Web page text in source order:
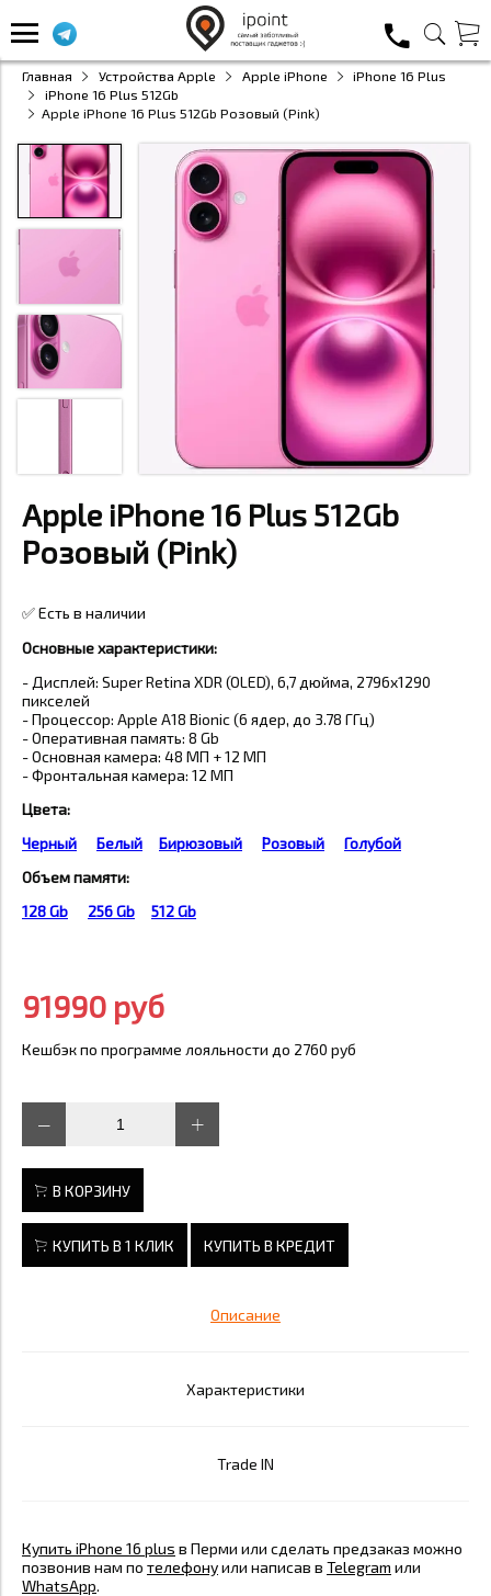
Главная Устройства Apple Apple iPhone
iPhone 16 Plus
iPhone 16 Plus 512Gb
Apple iPhone 16 Plus 512Gb Розовый (Pink)
Apple iPhone 16 Plus 512Gb
Розовый (Pink)
✅ Есть в наличии
Основные характеристики:
- Дисплей: Super Retina XDR (OLED), 6,7 дюйма, 2796x1290
пикселей
-Процессор: Apple A18 Bionic (6 ядер, до 3.78 ГГц)
-Оперативная память: 8 Gb
-Основная камера: 48 МП + 12 МП
-Фронтальная камера: 12 МП
Цвета:
Черный
Белый Бирюзовый Розовый
Голубой
Объем памяти:
128 Gb
256 Gb 512 Gb
91990 руб
Кешбэк по программе лояльности до 2760 руб
В КОРЗИНУ
КУПИТЬ В 1 КЛИК КУПИТЬ В КРЕДИТ
Описание
Характеристики
Trade IN
Купить iPhone 16 plus в Перми или сделать предзаказ можно
позвонив нам по телефонуили написав в Telegram или
WhatsApp.